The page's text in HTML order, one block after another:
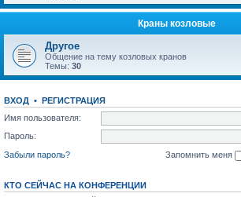
Краны козловые
Другое
Общение на тему козловых кранов
Темы: 30
ВХОД • РЕГИСТРАЦИЯ
Имя пользователя:
Пароль:
Забыли пароль?
Запомнить меня
КТО СЕЙЧАС НА КОНФЕРЕНЦИИ